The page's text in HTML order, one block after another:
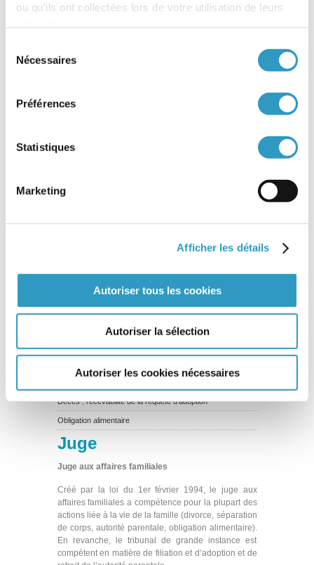
ou qu'ils ont collectées lors de votre utilisation de leurs
Nécessaires
Préférences
Statistiques
Marketing
Afficher les détails
Autoriser tous les cookies
Autoriser la sélection
Autoriser les cookies nécessaires
Notification d’une décision
Nationalité de l’enfant adopté
Juge
Intermédiaire
Fiscalité et adoption
Efficacité internationale des décisions étrangères
Echec de l’adoption
Dispositif du jugement
Décès : recevabilité de la requête d’adoption
Obligation alimentaire
Juge
Juge aux affaires familiales
Créé par la loi du 1er février 1994, le juge aux
affaires familiales a compétence pour la plupart des
actions liée à la vie de la famille (divorce, séparation
de corps, autorité parentale, obligation alimentaire).
En revanche, le tribunal de grande instance est
compétent en matière de filiation et d’adoption et de